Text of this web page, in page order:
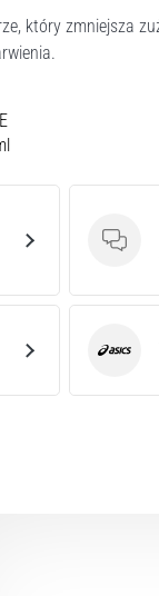
który zmniejsza
ASICS